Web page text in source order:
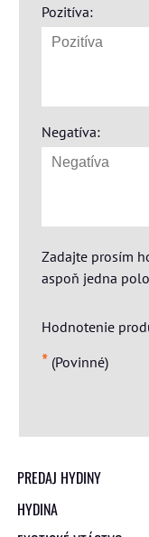
Pozitíva:
Negatíva:
Zadajte prosím
aspoň jedna
Hodnotenie
* (Povinné)
PREDAJ HYDINY
HYDINA